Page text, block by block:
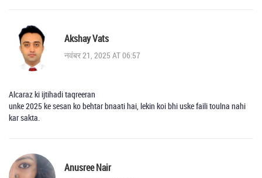
Akshay Vats
नवंबर 21, 2025 AT 06:57
Alcaraz ki ijtihadi taqreeran
unke 2025 ke sesan ko behtar bnaati hai, lekin koi bhi uske faili toulna nahi
kar sakta.
Anusree Nair